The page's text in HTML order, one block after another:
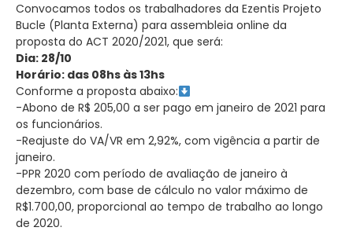
Convocamos todos os trabalhadores da Ezentis Projeto
Bucle (Planta Externa) para assembleia online da
proposta do ACT 2020/2021, que será:
Dia: 28/10
Horário: das 08hs às 13hs
Conforme a proposta abaixo:
-Abono de R$ 205,00 a ser pago em janeiro de 2021 para
os funcionários.
-Reajuste do VA/VR em 2,92%, com vigência a partir de
janeiro.
-PPR 2020 com período de avaliação de janeiro à
dezembro, com base de cálculo no valor máximo de
R$1.700,00, proporcional ao tempo de trabalho ao longo
de 2020.